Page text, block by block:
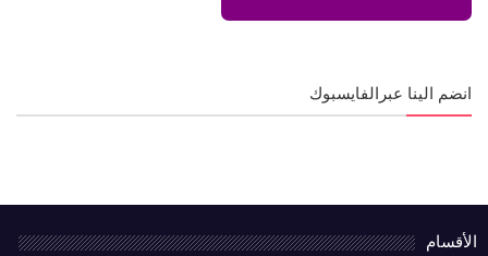
انضم الينا عبرالفايسبوك
الأقسام